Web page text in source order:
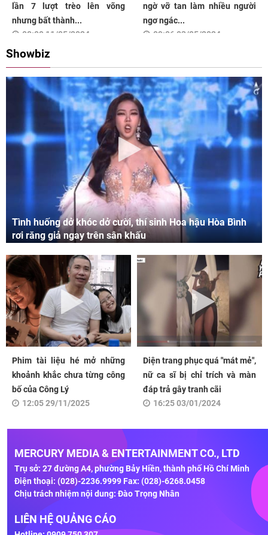
lần 7 lượt trèo lên võng
nhưng bất thành...
08:00 11/05/2024
ngờ vỡ tan làm nhiều người
ngơ ngác...
09:06 03/05/2024
Showbiz
Tình huống dở khóc dở cười, thí sinh Hoa hậu Hòa Bình
rơi răng giả ngay trên sân khấu
Phim tài liệu hé mở những
khoảnh khắc chưa từng công
bố của Công Lý
12:05 29/11/2025
Diện trang phục quá "mát mẻ",
nữ ca sĩ bị chỉ trích và màn
đáp trả gây tranh cãi
16:25 03/01/2024
MERCURY MEDIA & ENTERTAINMENT CO., LTD
Trụ sở: 27 đường A4, phường Bảy Hiền, thành phố Hồ Chí Minh
Điện thoại: (028)-2236.9999 Fax: (028)-6268.0458
Chịu trách nhiệm nội dung: Đào Trọng Nhân
LIÊN HỆ QUẢNG CÁO